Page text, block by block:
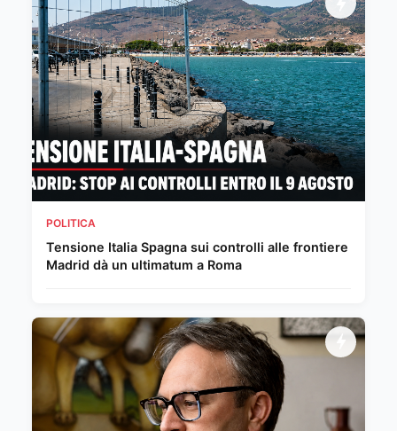
POLITICA
Tensione Italia Spagna sui controlli alle frontiere
Madrid dà un ultimatum a Roma